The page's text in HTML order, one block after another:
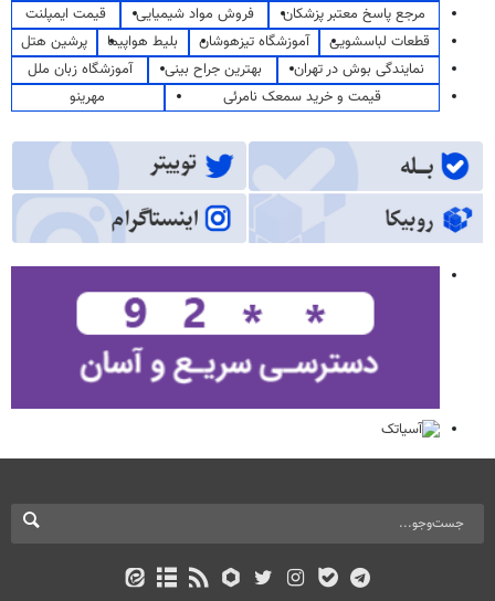
مرجع پاسخ معتبر پزشکان
فروش مواد شیمیایی
قیمت ایمپلنت
قطعات لباسشویی
آموزشگاه تیزهوشان بلیط هواپیما
پرشین هتل
نمایندگی بوش در تهران
بهترین جراح بینی
آموزشگاه زبان ملل
قیمت و خرید سمعک نامرئی
مهرینو